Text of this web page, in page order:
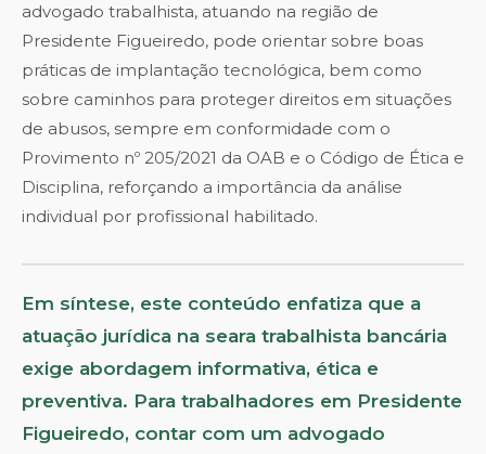
advogado trabalhista, atuando na região de
Presidente Figueiredo, pode orientar sobre boas
práticas de implantação tecnológica, bem como
sobre caminhos para proteger direitos em situações
de abusos, sempre em conformidade com o
Provimento nº 205/2021 da OAB e o Código de Ética e
Disciplina, reforçando a importância da análise
individual por profissional habilitado.
Em síntese, este conteúdo enfatiza que a
atuação jurídica na seara trabalhista bancária
exige abordagem informativa, ética e
preventiva. Para trabalhadores em Presidente
Figueiredo, contar com um advogado